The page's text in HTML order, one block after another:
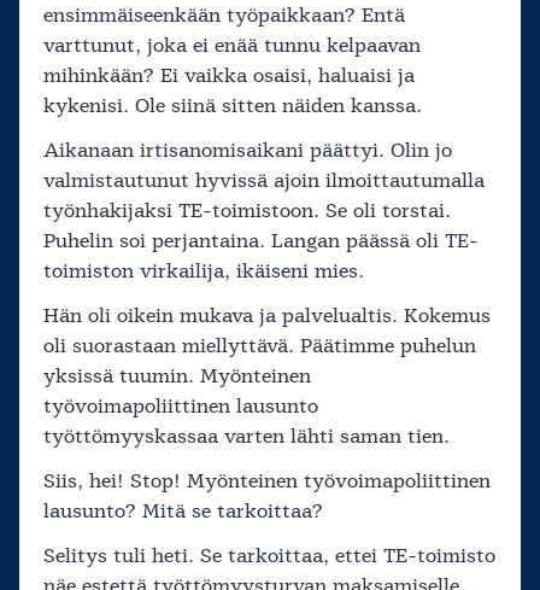
ensimmäiseenkään työpaikkaan? Entä
varttunut, joka ei enää tunnu kelpaavan
mihinkään? Ei vaikka osaisi, haluaisi ja
kykenisi. Ole siinä sitten näiden kanssa.
Aikanaan irtisanomisaikani päättyi. Olin jo
valmistautunut hyvissä ajoin ilmoittautumalla
työnhakijaksi TE-toimistoon. Se oli torstai.
Puhelin soi perjantaina. Langan päässä oli TE-
toimiston virkailija, ikäiseni mies.
Hän oli oikein mukava ja palvelualtis. Kokemus
oli suorastaan miellyttävä. Päätimme puhelun
yksissä tuumin. Myönteinen
työvoimapoliittinen lausunto
työttömyyskassaa varten lähti saman tien.
Siis, hei! Stop! Myönteinen työvoimapoliittinen
lausunto? Mitä se tarkoittaa?
Selitys tuli heti. Se tarkoittaa, ettei TE-toimisto